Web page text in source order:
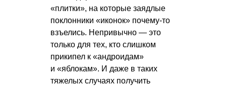
«плитки», на которые заядлые
поклонники «иконок» почему-то
взъелись. Непривычно — это
только для тех, кто слишком
прикипел к «андроидам»
и «яблокам». И даже в таких
тяжелых случаях получить